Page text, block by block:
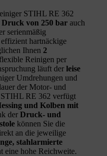
STIHL RE 362
von 250 bar auch
serienmäßig
effizient hartnäckige
Ihnen 2
Reinigen per
läuft der leise
Umdrehungen und
der Motor- und
STIHL RE 362 verfügt
und Kolben mit
der Druck- und
können Sie die
an die jeweilige
stahlarmierte
eine hohe Reichweite.